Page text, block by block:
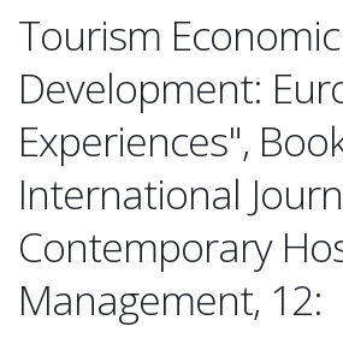
Tourism Economic
Development:
Experiences",
International
Contemporary
Management, 12: